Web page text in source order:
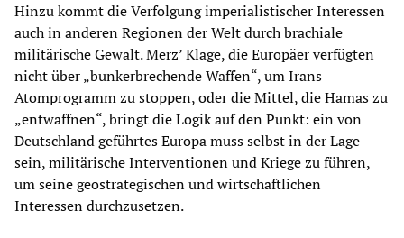
Hinzu kommt die Verfolgung imperialistischer Interessen
auch in anderen Regionen der Welt durch brachiale
militärische Gewalt. Merz’ Klage, die Europäer verfügten
nicht über „bunkerbrechende Waffen“, um Irans
Atomprogramm zu stoppen, oder die Mittel, die Hamas zu
„entwaffnen“, bringt die Logik auf den Punkt: ein von
Deutschland geführtes Europa muss selbst in der Lage
sein, militärische Interventionen und Kriege zu führen,
um seine geostrategischen und wirtschaftlichen
Interessen durchzusetzen.